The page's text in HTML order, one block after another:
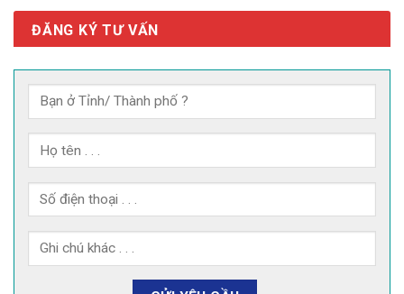
ĐĂNG KÝ TƯ VẤN